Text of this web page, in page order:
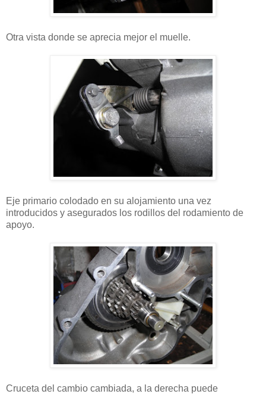
Otra vista donde se aprecia mejor el muelle.
Eje primario colodado en su alojamiento una vez
introducidos y asegurados los rodillos del rodamiento de
apoyo.
Cruceta del cambio cambiada, a la derecha puede